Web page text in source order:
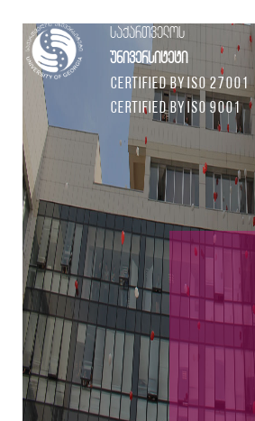
საქართველოს
უნივერსიტეტი
Certified by ISO 27001
Certified by ISO 9001